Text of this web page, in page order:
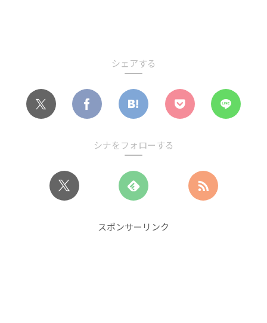
シェアする
シナをフォローする
スポンサーリンク